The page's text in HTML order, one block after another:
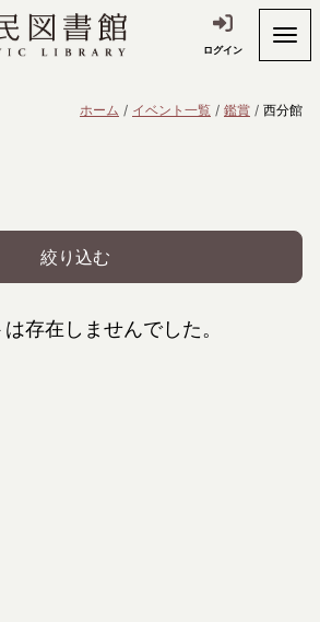
ログイン
ホーム イベント一覧 鑑賞 西分館
絞り込む
存在しませんでした。